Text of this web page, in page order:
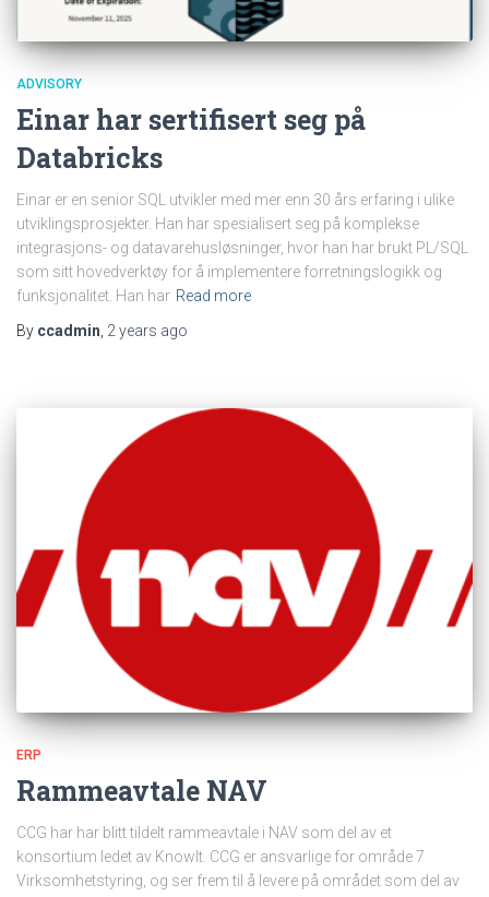
ADVISORY
Einar har sertifisert seg på
Databricks
Einar er en senior SQL utvikler med mer enn 30 års erfaring i ulike
utviklingsprosjekter. Han har spesialisert seg på komplekse
integrasjons- og datavarehusløsninger, hvor han har brukt PL/SQL
som sitt hovedverktøy for å implementere forretningslogikk og
funksjonalitet. Han har Read more
By ccadmin 2 years ago
ERP
Rammeavtale NAV
CCG har har blitt tildelt rammeavtale i NAV som del av et
konsortium ledet av KnowIt. CCG er ansvarlige for område 7
Virksomhetstyring, og ser frem til å levere på området som del av